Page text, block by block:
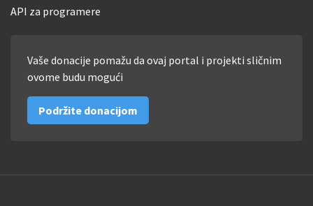
API za programere
Vaše donacije pomažu da ovaj portal i projekti sličnim
ovome budu mogući
Podržite donacijom